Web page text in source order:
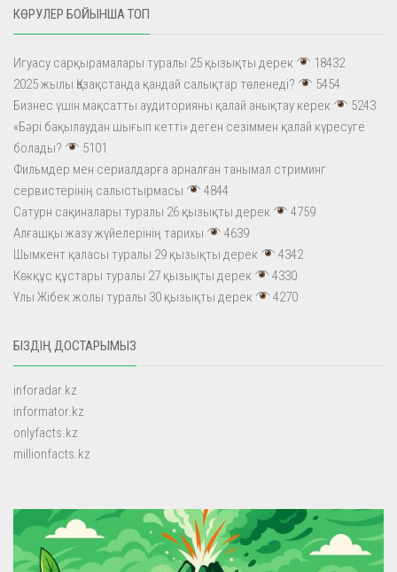
КӨРУЛЕР БОЙЫНША ТОП
Игуасу сарқырамалары туралы 25 қызықты дерек
18432
2025 жылы Қазақстанда қандай салықтар төленеді?
5454
Бизнес үшін мақсатты аудиторияны қалай анықтау керек
5243
«Бәрі бақылаудан шығып кетті» деген сезіммен қалай күресуге
болады?
5101
Фильмдер мен сериалдарға арналған танымал стриминг
сервистерінің салыстырмасы
4844
Сатурн сақиналары туралы 26 қызықты дерек
4759
Алғашқы жазу жүйелерінің тарихы
4639
Шымкент қаласы туралы 29 қызықты дерек
4342
Көкқұс құстары туралы 27 қызықты дерек
4330
Ұлы Жібек жолы туралы 30 қызықты дерек
4270
БІЗДІҢ ДОСТАРЫМЫЗ
inforadar.kz
informator.kz
onlyfacts.kz
millionfacts.kz